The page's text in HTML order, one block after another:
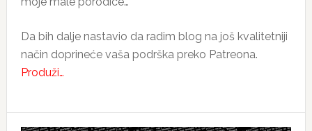
Da bih dalje nastavio da radim blog na još kvalitetniji
način doprineće vaša podrška preko Patreona.
Produži…